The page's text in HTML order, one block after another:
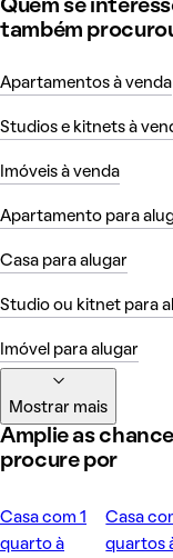
Quem se
também
Apartamentos à venda
Studios e kitnets à
Imóveis à venda
Apartamento para
Casa para alugar
Studio ou kitnet para
Imóvel para alugar
Mostrar mais
Amplie as
procure por
Casa com 1
quarto à
Casa
quartos